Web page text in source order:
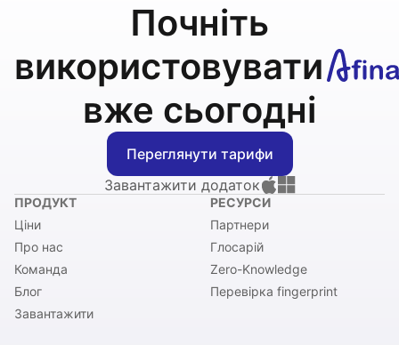
Почніть
використовувати
вже сьогодні
Переглянути тарифи
Завантажити додаток
ПРОДУКТ
Ціни
Про нас
Команда
Блог
Завантажити
РЕСУРСИ
Партнери
Глосарій
Zero-Knowledge
Перевірка fingerprint